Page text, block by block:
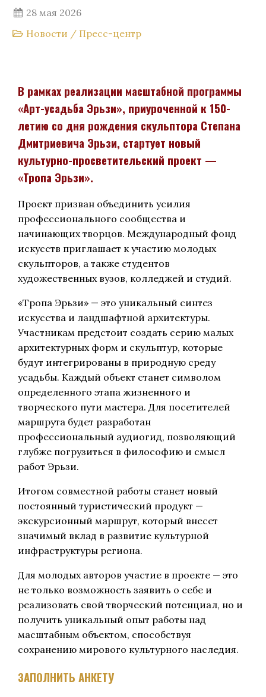
28 мая 2026
Новости / Пресс-центр
В рамках реализации масштабной программы
«Арт-усадьба Эрьзи», приуроченной к 150-
летию со дня рождения скульптора Степана
Дмитриевича Эрьзи, стартует новый
культурно-просветительский проект —
«Тропа Эрьзи».
Проект призван объединить усилия
профессионального сообщества и
начинающих творцов. Международный фонд
искусств приглашает к участию молодых
скульпторов, а также студентов
художественных вузов, колледжей и студий.
«Тропа Эрьзи» — это уникальный синтез
искусства и ландшафтной архитектуры.
Участникам предстоит создать серию малых
архитектурных форм и скульптур, которые
будут интегрированы в природную среду
усадьбы. Каждый объект станет символом
определенного этапа жизненного и
творческого пути мастера. Для посетителей
маршрута будет разработан
профессиональный аудиогид, позволяющий
глубже погрузиться в философию и смысл
работ Эрьзи.
Итогом совместной работы станет новый
постоянный туристический продукт —
экскурсионный маршрут, который внесет
значимый вклад в развитие культурной
инфраструктуры региона.
Для молодых авторов участие в проекте — это
не только возможность заявить о себе и
реализовать свой творческий потенциал, но и
получить уникальный опыт работы над
масштабным объектом, способствуя
сохранению мирового культурного наследия.
ЗАПОЛНИТЬ АНКЕТУ